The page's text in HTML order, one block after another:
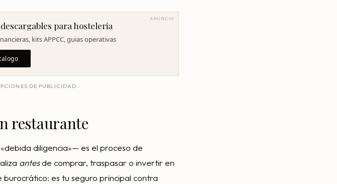
ANUNCIO
para hosteleria
kits APPCC, guias operativas
DE PUBLICIDAD
restaurante
diligencia»— es el proceso de
antesde comprar, traspasar o invertir en
es tu seguro principal contra